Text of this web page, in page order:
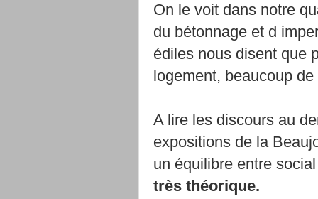
On le voit dans notre
du bétonnage et d
édiles nous disent que
logement, beaucoup
A lire les discours au
expositions de la
un équilibre entre
très théorique.